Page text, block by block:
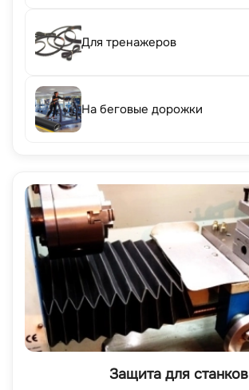
Для тренажеров
На беговые дорожки
Защита для станков